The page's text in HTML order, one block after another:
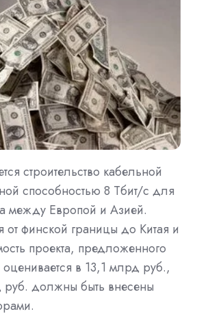
строительство кабельной
способностью 8 Тбит/c для
между Европой и Азией.
от финской границы до Китая и
проекта, предложенного
в 13,1 млрд руб.,
должны быть внесены